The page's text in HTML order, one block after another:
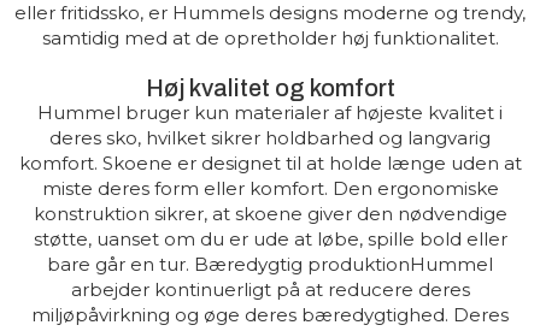
eller fritidssko, er Hummels designs moderne og trendy,
samtidig med at de opretholder høj funktionalitet.
Høj kvalitet og komfort
Hummel bruger kun materialer af højeste kvalitet i
deres sko, hvilket sikrer holdbarhed og langvarig
komfort. Skoene er designet til at holde længe uden at
miste deres form eller komfort. Den ergonomiske
konstruktion sikrer, at skoene giver den nødvendige
støtte, uanset om du er ude at løbe, spille bold eller
bare går en tur. Bæredygtig produktionHummel
arbejder kontinuerligt på at reducere deres
miljøpåvirkning og øge deres bæredygtighed. Deres